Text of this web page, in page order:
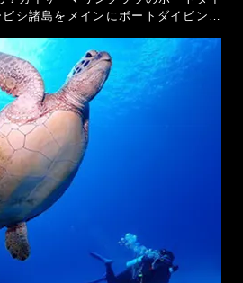
シ諸島をメインにボートダイビング
すすめのショプです！